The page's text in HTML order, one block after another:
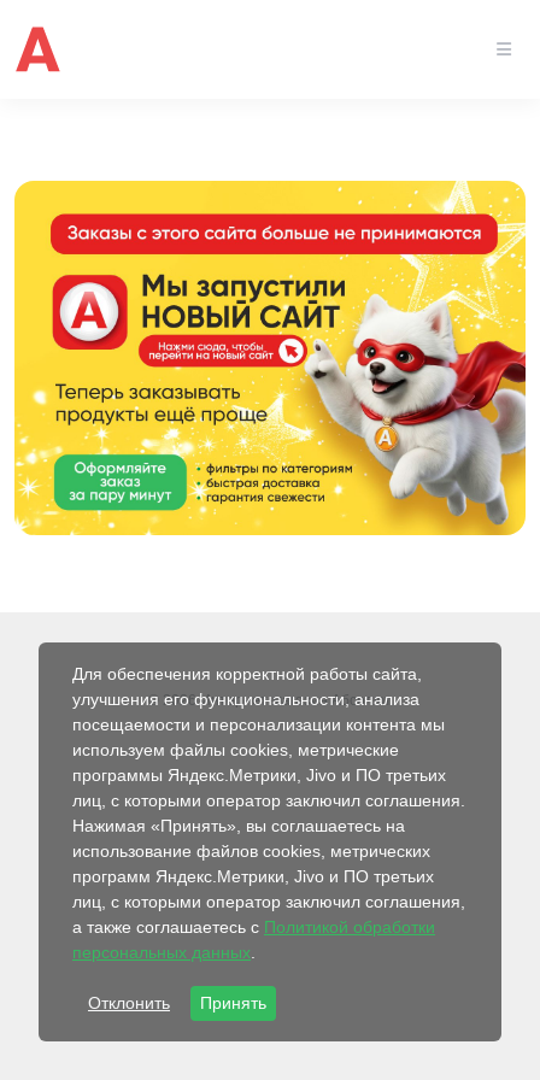
© 2026 Интернет-магазин Абсолют
Для обеспечения корректной работы сайта,
улучшения его функциональности, анализа
посещаемости и персонализации контента мы
используем файлы cookies, метрические
программы Яндекс.Метрики, Jivo и ПО третьих
лиц, с которыми оператор заключил соглашения.
Нажимая «Принять», вы соглашаетесь на
использование файлов cookies, метрических
программ Яндекс.Метрики, Jivo и ПО третьих
лиц, с которыми оператор заключил соглашения,
а также соглашаетесь с Политикой обработки
персональных данных
Отклонить Принять